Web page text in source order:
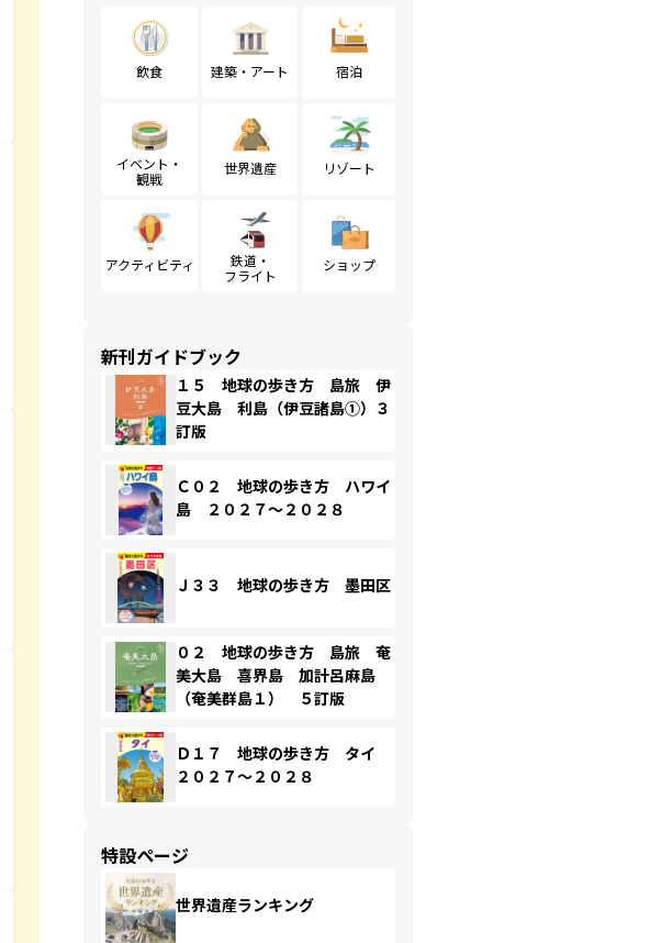
飲食 建築・アート 宿泊
イベント・
観戦
世界遺産 リゾート
アクティビティ
鉄道・
フライト
ショップ
新刊ガイドブック
１５ 地球の歩き方 島旅 伊
豆大島 利島（伊豆諸島①）３
訂版
Ｃ０２ 地球の歩き方 ハワイ
島 ２０２７～２０２８
Ｊ３３ 地球の歩き方 墨田区
０２ 地球の歩き方 島旅 奄
美大島 喜界島 加計呂麻島
（奄美群島１） ５訂版
Ｄ１７ 地球の歩き方 タイ
２０２７～２０２８
特設ページ
世界遺産ランキング